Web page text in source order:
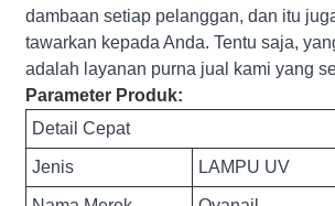
dambaan setiap pelanggan, dan itu
tawarkan kepada Anda. Tentu saja,
adalah layanan purna jual kami yang
Parameter Produk:
Detail Cepat
Jenis LAMPU UV